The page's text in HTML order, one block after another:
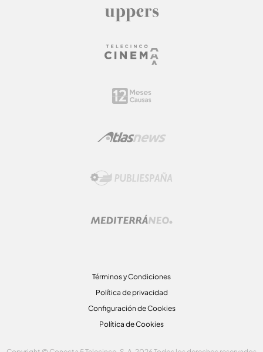
Términos y Condiciones
Política de privacidad
Configuración de Cookies
Política de Cookies